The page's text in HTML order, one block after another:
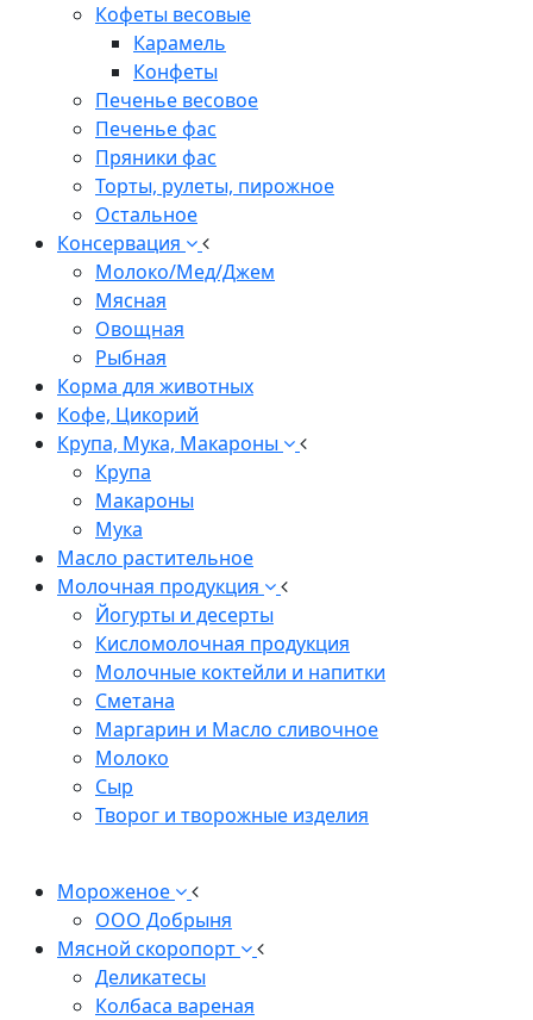
Кофеты весовые
Карамель
Конфеты
Печенье весовое
Печенье фас
Пряники фас
Торты, рулеты, пирожное
Остальное
Консервация
Молоко/Мед/Джем
Мясная
Овощная
Рыбная
Корма для животных
Кофе, Цикорий
Крупа, Мука, Макароны
Крупа
Макароны
Мука
Масло растительное
Молочная продукция
Йогурты и десерты
Кисломолочная продукция
Молочные коктейли и напитки
Сметана
Маргарин и Масло сливочное
Молоко
Сыр
Творог и творожные изделия
Мороженое
ООО Добрыня
Мясной скоропорт
Деликатесы
Колбаса вареная